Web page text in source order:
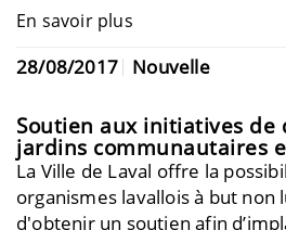
En savoir plus
28/08/2017 Nouvelle
Soutien aux initiatives de
jardins communautaires
La Ville de Laval offre la
organismes lavallois à but non
d'obtenir un soutien afin